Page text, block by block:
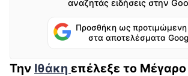
αναζητάς ειδήσεις στην
Προσθήκη ως προτιμώμενη
στα αποτελέσματα
Την Ιθάκη επέλεξε το